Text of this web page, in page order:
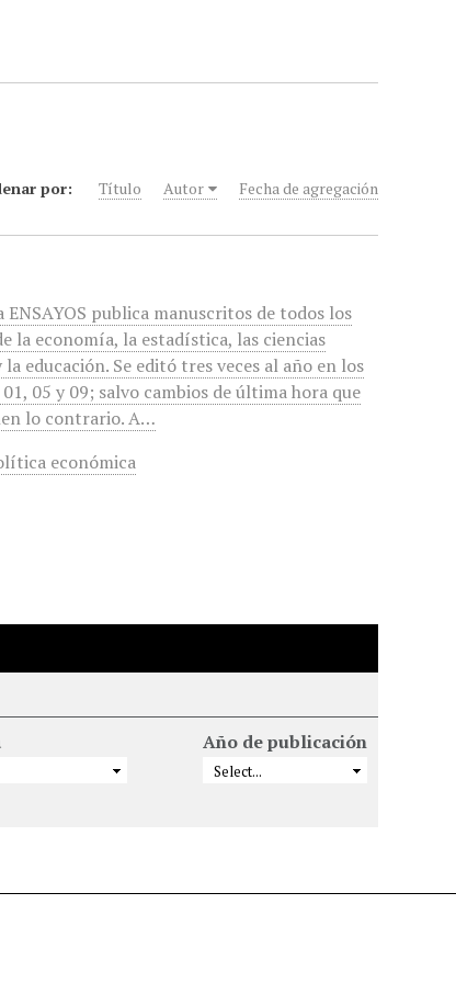
por: Título Autor Fecha de agregación
ENSAYOS publica manuscritos de todos los
la economía, la estadística, las ciencias
la educación. Se editó tres veces al año en los
01, 05 y 09; salvo cambios de última hora que
lo contrario. A…
económica
Año de publicación